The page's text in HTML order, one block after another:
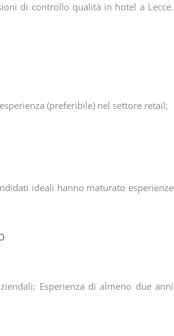
di controllo qualità in hotel a Lecce.
(preferibile) nel settore retail;
ideali hanno maturato esperienze
Esperienza di almeno due anni